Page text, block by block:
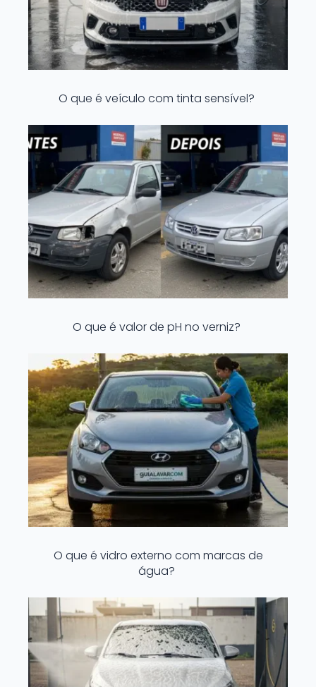
O que é veículo com tinta sensível?
O que é valor de pH no verniz?
O que é vidro externo com marcas de
água?